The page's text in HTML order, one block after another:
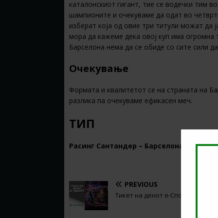
каталонскиот гигант, тие се водечки тим
шампионите и очекуваме да одат во
изберат која од овие три титули можат да
мора да кажеме дека овој куп има
Барселона нема да се обиде со сите сили
Очекување
Формата и квалитетот се на страната на
разлика па очекуваме ефикасен меч.
ТИП
Расинг Сантандер – Барселона – 4+ @
PREVIOUS
Тикет на денот е-Спорт